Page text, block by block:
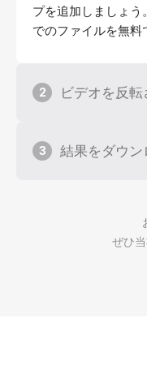
ぜひ
プを追加しましょ
でのファイルを無料
2 ビデオを反転
3 結果をダウン